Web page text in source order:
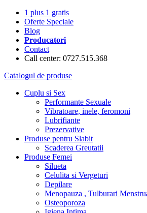
1 plus 1 gratis
Oferte Speciale
Blog
Producatori
Contact
Call center: 0727.515.368
Catalogul de produse
Cuplu si Sex
Performante Sexuale
Vibratoare, inele, feromoni
Lubrifiante
Prezervative
Produse pentru Slabit
Scaderea Greutatii
Produse Femei
Silueta
Celulita si Vergeturi
Depilare
Menopauza , Tulburari
Osteoporoza